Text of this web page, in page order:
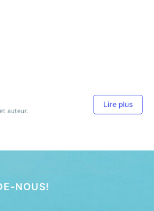
auteur.
Lire plus
NOUS!